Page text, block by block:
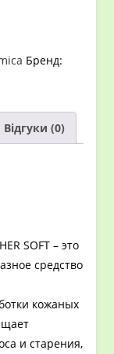
Бренд:
Відгуки (0)
SOFT – это
средство
кожаных
и старения,